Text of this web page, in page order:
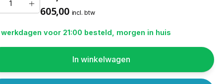
605,00 incl. btw
werkdagen voor 21:00 besteld, morgen in huis
In winkelwagen